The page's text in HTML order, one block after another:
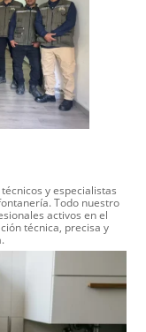
y especialistas
Todo nuestro
activos en el
técnica, precisa y